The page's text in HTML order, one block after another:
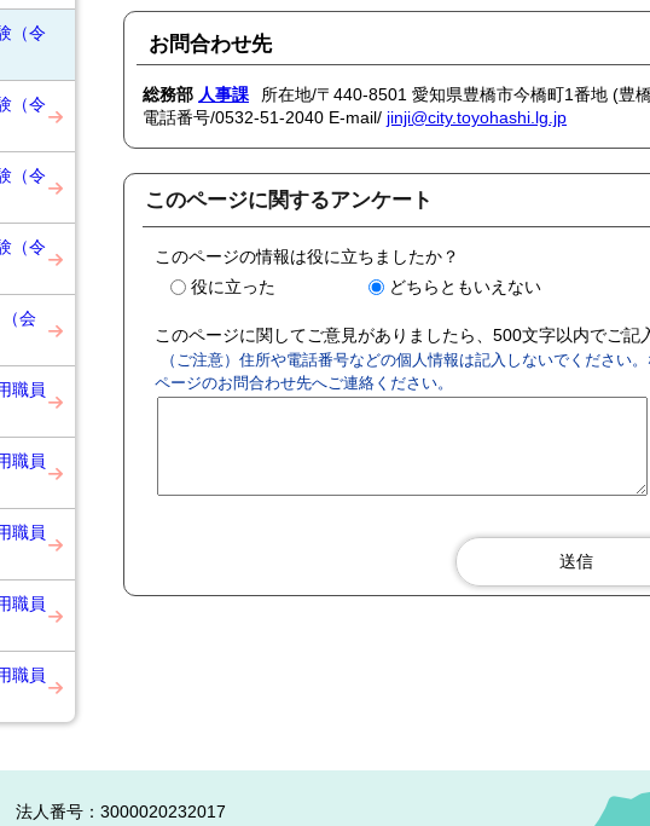
（令
（令
（令
（令
会
職員
職員
職員
職員
職員
お問合わせ先
総務部 人事課
所在地/〒440-8501 愛知県豊橋市今橋町1番地 (豊
電話番号/0532-51-2040 E-mail/ jinji@city.toyohashi.lg.jp
このページに関するアンケート
このページの情報は役に立ちましたか？
役に立った
どちらともいえない
このページに関してご意見がありましたら、500文字以内でご記
（ご注意）住所や電話番号などの個人情報は記入しないでください
ページのお問合わせ先へご連絡ください。
法人番号：3000020232017